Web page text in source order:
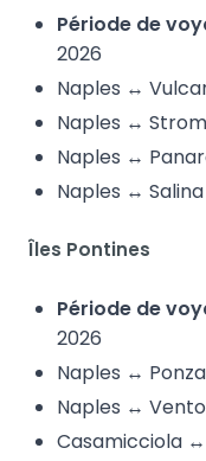
Période de
2026
Naples ↔
Naples ↔
Naples ↔
Naples ↔ Salina
Îles Pontines
Période de
2026
Naples ↔ Ponza
Naples ↔
Casamicciola